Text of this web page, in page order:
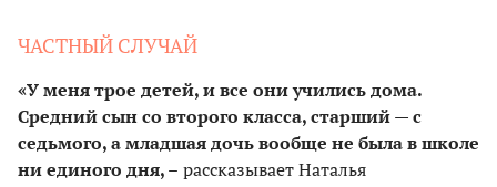
ЧАСТНЫЙ СЛУЧАЙ
«У меня трое детей, и все они учились дома.
Средний сын со второго класса, старший — с
седьмого, а младшая дочь вообще не была в школе
ни единого дня,– рассказывает Наталья